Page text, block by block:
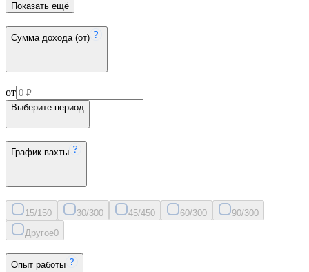
Показать ещё
Сумма дохода (от)
от
Выберите период
График вахты
15/150 30/300 45/450 60/300 90/300
Другое0
Опыт работы